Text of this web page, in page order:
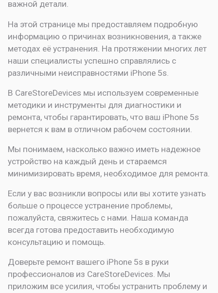
важной детали.
На этой странице мы предоставляем подробную
информацию о причинах возникновения, а также
методах её устранения. На протяжении многих лет
наши специалисты успешно справлялись с
различными неисправностями iPhone 5s.
В CareStoreDevices мы используем современные
методики и инструменты для диагностики и
ремонта, чтобы гарантировать, что ваш iPhone 5s
вернется к вам в отличном рабочем состоянии.
Мы понимаем, насколько важно иметь надежное
устройство на каждый день и стараемся
минимизировать время, необходимое для ремонта.
Если у вас возникли вопросы или вы хотите узнать
больше о процессе устранение проблемы,
пожалуйста, свяжитесь с нами. Наша команда
всегда готова предоставить необходимую
консультацию и помощь.
Доверьте ремонт вашего iPhone 5s в руки
профессионалов из CareStoreDevices. Мы
приложим все усилия, чтобы устранить проблему и